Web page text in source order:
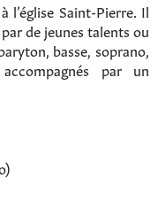
l’église Saint-Pierre. Il
de jeunes talents ou
basse, soprano,
par un